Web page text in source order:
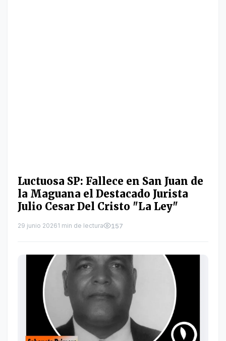
Luctuosa SP: Fallece en San Juan de
la Maguana el Destacado Jurista
Julio Cesar Del Cristo "La Ley"
29 junio 20261 min de lectura 157